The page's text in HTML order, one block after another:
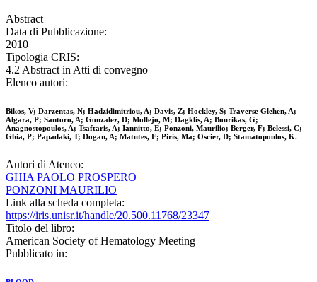
Abstract
Data di Pubblicazione:
2010
Tipologia CRIS:
4.2 Abstract in Atti di convegno
Elenco autori:
Bikos, V; Darzentas, N; Hadzidimitriou, A; Davis, Z; Hockley, S; Traverse Glehen, A;
Algara, P; Santoro, A; Gonzalez, D; Mollejo, M; Dagklis, A; Bourikas, G;
Anagnostopoulos, A; Tsaftaris, A; Iannitto, E; Ponzoni, Maurilio; Berger, F; Belessi, C;
Ghia, P; Papadaki, T; Dogan, A; Matutes, E; Piris, Ma; Oscier, D; Stamatopoulos, K.
Autori di Ateneo:
GHIA PAOLO PROSPERO
PONZONI MAURILIO
Link alla scheda completa:
https://iris.unisr.it/handle/20.500.11768/23347
Titolo del libro:
American Society of Hematology Meeting
Pubblicato in: